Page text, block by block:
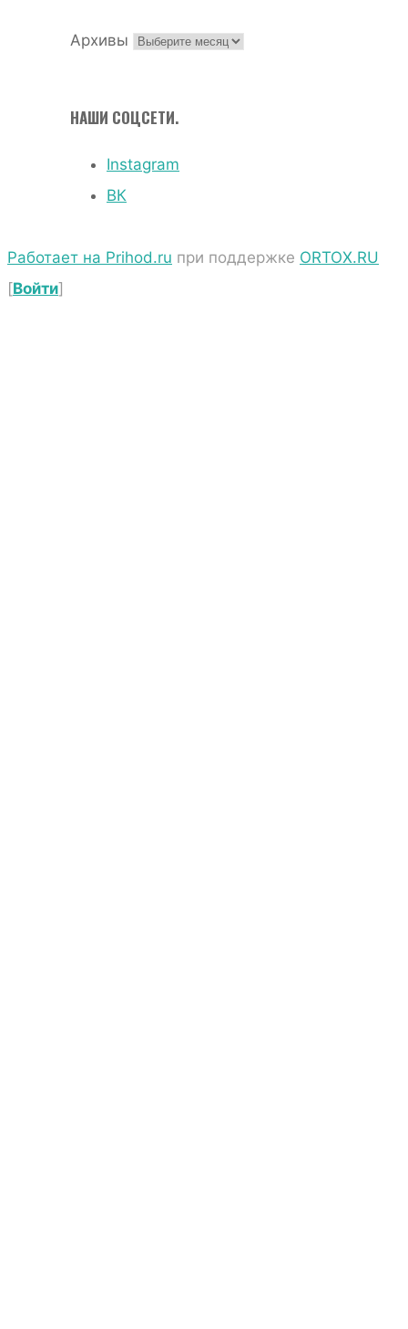
Архивы
НАШИ СОЦСЕТИ.
Instagram
ВК
Работает на Prihod.ru при поддержке ORTOX.RU
[Войти]